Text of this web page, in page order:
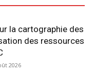
la cartographie des
des ressources
2026